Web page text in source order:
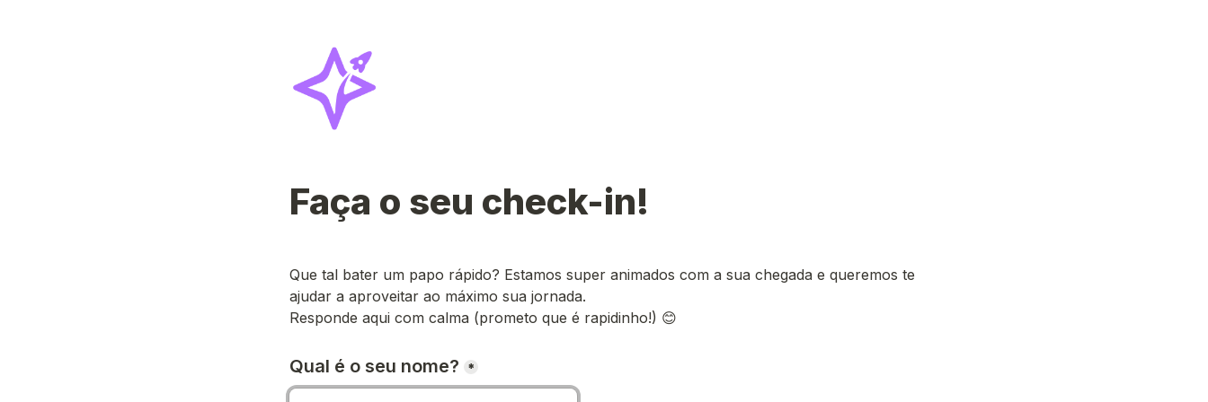
Faça o seu check-in!
Que tal bater um papo rápido? Estamos super animados com a sua chegada e queremos te
ajudar a aproveitar ao máximo sua jornada.
Responde aqui com calma (prometo que é rapidinho!) 😊
Qual é o seu nome? *